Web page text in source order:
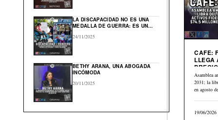
LA DISCAPACIDAD NO ES UNA
MEDALLA DE GUERRA: ES UN
24/11/2025
BETHY ARANA, UNA ABOGADA
INCÓMODA
20/11/2025
CAFE:
LLEGA
A $2.84
Asamblea
2031; la
en agosto
19/06/2026